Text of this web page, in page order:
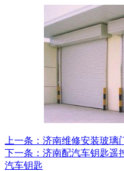
上一条：济南维修安装玻
下一条：济南配汽车钥匙遥
汽车钥匙